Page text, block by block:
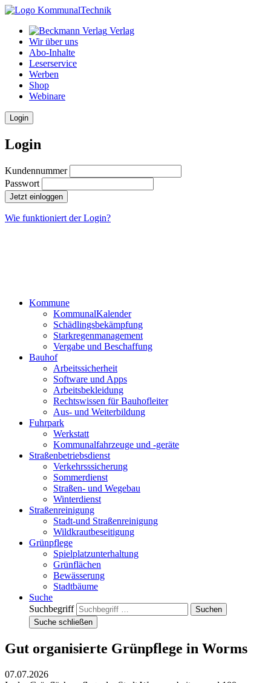
Verlag
Wir über uns
Abo-Inhalte
Leserservice
Werben
Shop
Webinare
Login
Login
Kundennummer
Passwort
Jetzt einloggen
Wie funktioniert der Login?
Kommune
KommunalKalender
Schädlingsbekämpfung
Starkregenmanagement
Vergabe und Beschaffung
Bauhof
Arbeitssicherheit
Software und Apps
Arbeitsbekleidung
Rechtswissen für Bauhofleiter
Aus- und Weiterbildung
Fuhrpark
Werkstatt
Kommunalfahrzeuge und -geräte
Straßenbetriebsdienst
Verkehrsssicherung
Sommerdienst
Straßen- und Wegebau
Winterdienst
Straßenreinigung
Stadt-und Straßenreinigung
Wildkrautbeseitigung
Grünpflege
Spielplatzunterhaltung
Grünflächen
Bewässerung
Stadtbäume
Suche
Suchbegriff
Suche schließen
Gut organisierte Grünpflege in Worms
07.07.2026